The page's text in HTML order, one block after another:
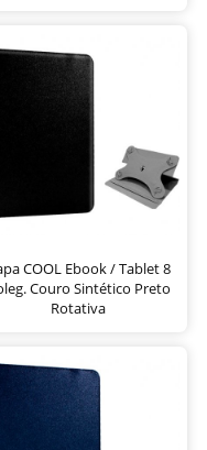
COOL Ebook / Tablet 8
Couro Sintético Preto
Rotativa